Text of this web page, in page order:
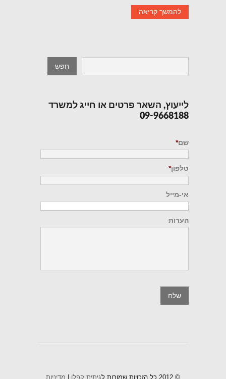
להמשך קריאה
לייעוץ, השאר פרטים או חייג למשרד
09-9668188
שם*
טלפון*
אי-מייל
הערות
© 2012 כל הזכויות שמורות ל גיתית קפלן מדיניות